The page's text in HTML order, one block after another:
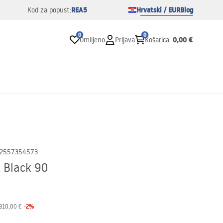
Kod za popust:REA5 Hrvatski / EURBlog
0
Omiljeno Prijava
0
Košarica: 0,00 €
90
€ -2%